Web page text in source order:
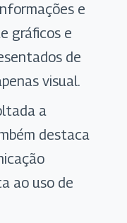
e
gráficos e
de
visual.
a
destaca
ao uso de